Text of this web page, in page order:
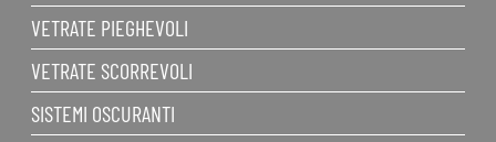
VETRATE PIEGHEVOLI
VETRATE SCORREVOLI
SISTEMI OSCURANTI